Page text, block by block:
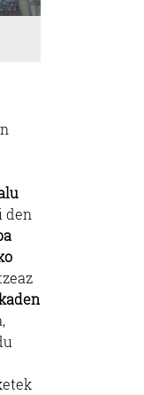
den